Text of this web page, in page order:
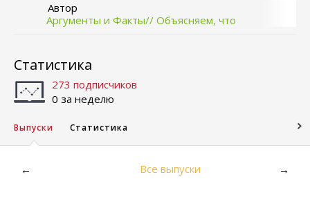
Автор
Аргументы и Факты// Объясняем, что
Статистика
273 подписчиков
0 за неделю
Выпуски Статистика
← Все выпуски →